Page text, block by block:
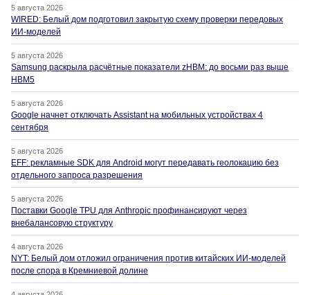
5 августа 2026
WIRED: Белый дом подготовил закрытую схему проверки передовых
ИИ-моделей
5 августа 2026
Samsung раскрыла расчётные показатели zHBM: до восьми раз выше
HBM5
5 августа 2026
Google начнет отключать Assistant на мобильных устройствах 4
сентября
5 августа 2026
EFF: рекламные SDK для Android могут передавать геолокацию без
отдельного запроса разрешения
5 августа 2026
Поставки Google TPU для Anthropic профинансируют через
внебалансовую структуру
4 августа 2026
NYT: Белый дом отложил ограничения против китайских ИИ-моделей
после спора в Кремниевой долине